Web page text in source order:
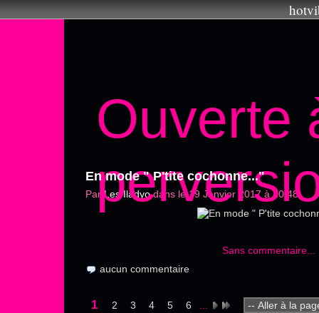
Ouverte
En mode " P'tite cochonne..."
Par Les Iladyodans le 19 Janvier 2017 à 10:48
Sans commentaire...
aucun commentaire
1 2 3 4 5 6